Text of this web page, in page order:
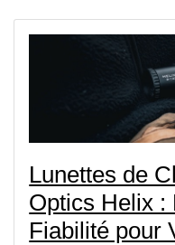
Lunettes de
Optics Helix :
Fiabilité pour